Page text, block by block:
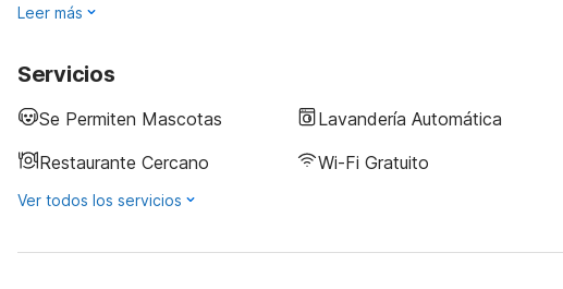
Leer más
Servicios
Se Permiten Mascotas Lavandería Automática
Restaurante Cercano
Wi-Fi Gratuito
Ver todos los servicios